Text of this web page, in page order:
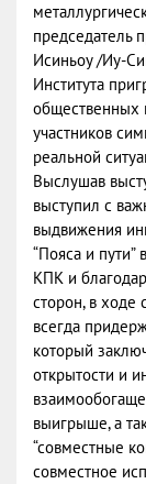
председатель
Исиньоу /Иу-
Института
общественных
участников
реальной
Выслушав
выступил с
выдвижения
“Пояса и
КПК и
сторон, в ходе
всегда
который
открытости и
выигрыше, а
“совместные
совместное